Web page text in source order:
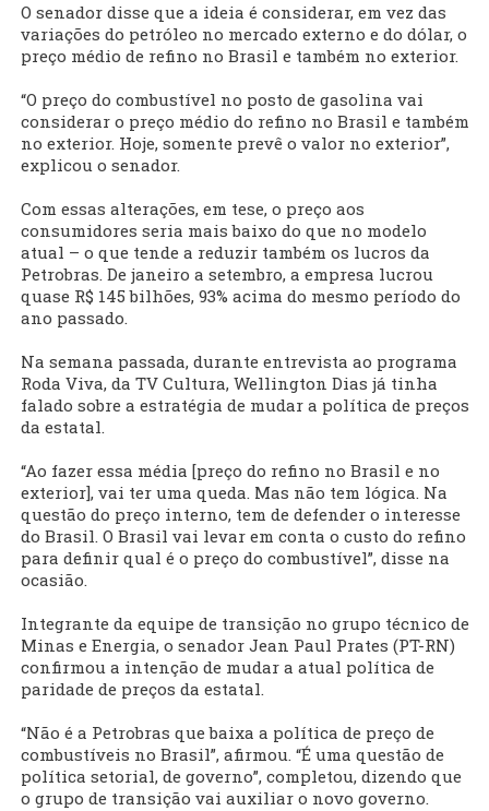
O senador disse que a ideia é considerar, em vez das
variações do petróleo no mercado externo e do dólar, o
preço médio de refino no Brasil e também no exterior.
“O preço do combustível no posto de gasolina vai
considerar o preço médio do refino no Brasil e também
no exterior. Hoje, somente prevê o valor no exterior”,
explicou o senador.
Com essas alterações, em tese, o preço aos
consumidores seria mais baixo do que no modelo
atual – o que tende a reduzir também os lucros da
Petrobras. De janeiro a setembro, a empresa lucrou
quase R$ 145 bilhões, 93% acima do mesmo período do
ano passado.
Na semana passada, durante entrevista ao programa
Roda Viva, da TV Cultura, Wellington Dias já tinha
falado sobre a estratégia de mudar a política de preços
da estatal.
“Ao fazer essa média [preço do refino no Brasil e no
exterior], vai ter uma queda. Mas não tem lógica. Na
questão do preço interno, tem de defender o interesse
do Brasil. O Brasil vai levar em conta o custo do refino
para definir qual é o preço do combustível”, disse na
ocasião.
Integrante da equipe de transição no grupo técnico de
Minas e Energia, o senador Jean Paul Prates (PT-RN)
confirmou a intenção de mudar a atual política de
paridade de preços da estatal.
“Não é a Petrobras que baixa a política de preço de
combustíveis no Brasil”, afirmou. “É uma questão de
política setorial, de governo”, completou, dizendo que
o grupo de transição vai auxiliar o novo governo.